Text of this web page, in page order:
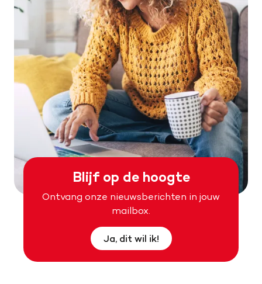
Blijf op de hoogte
Ontvang onze nieuwsberichten in jouw
mailbox.
Ja, dit wil ik!